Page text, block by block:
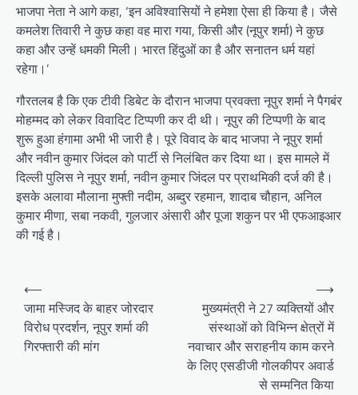
भाजपा नेता ने आगे कहा, ‘इन अविश्वासियों ने हमेशा ऐसा ही किया है। जैसे
कमलेश तिवारी ने कुछ कहा वह मारा गया, किसी और (नूपुर शर्मा) ने कुछ
कहा और उन्हें धमकी मिली। भारत हिंदुओं का है और सनातन धर्म यहां
रहेगा।’
गौरतलब है कि एक टीवी डिबेट के दौरान भाजपा प्रवक्ता नूपुर शर्मा ने पैगबंर
मोहम्मद को लेकर विवादिट टिप्पणी कर दी थी। नूपुर की टिप्पणी के बाद
शुरू हुआ हंगामा अभी भी जारी है। पूरे विवाद के बाद भाजपा ने नूपुर शर्मा
और नवीन कुमार जिंदल को पार्टी से निलंबित कर दिया था। इस मामले में
दिल्ली पुलिस ने नूपुर शर्मा, नवीन कुमार जिंदल पर प्राथमिकी दर्ज की है।
इसके अलावा मौलाना मुफ्ती नदीम, अब्दुर रहमान, शादाब चौहान, अनिल
कुमार मीणा, सबा नकवी, गुलजार अंसारी और पूजा शकुन पर भी एफआइआर
की गई है।
o
⟵
जामा मस्जिद के बाहर जोरदार
विरोध प्रदर्शन, नूपुर शर्मा की
गिरफ्तारी की मांग
मुख्यमंत्री ने 27 व्यक्तियों और
संस्थाओं को विभिन्न क्षेत्रों में
नवाचार और सराहनीय काम करने
के लिए एसडीजी गोलकीपर अवार्ड
से सम्मनित किया
⟶